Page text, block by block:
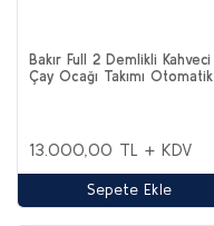
Bakır Full 2 Demlikli Kahveci
Çay Ocağı Takımı Otomatik
13.000,00 TL + KDV
Sepete Ekle